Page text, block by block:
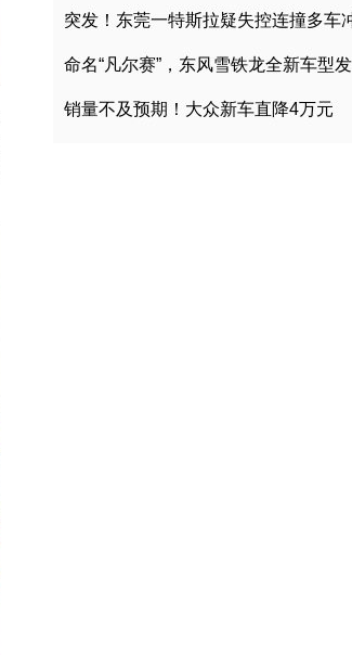
突发！东莞一特斯拉疑失控连撞多车
命名“凡尔赛”，东风雪铁龙全新车型
销量不及预期！大众新车直降4万元